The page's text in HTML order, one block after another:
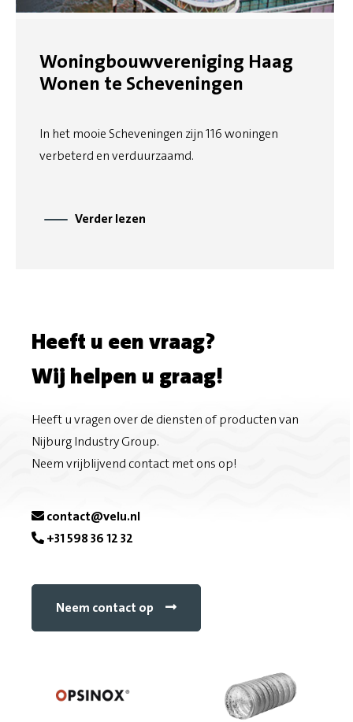
Woningbouwvereniging Haag
Wonen te Scheveningen
In het mooie Scheveningen zijn 116 woningen
verbeterd en verduurzaamd.
Verder lezen
Heeft u een vraag?
Wij helpen u graag!
Heeft u vragen over de diensten of producten van
Nijburg Industry Group.
Neem vrijblijvend contact met ons op!
contact@velu.nl
+31 598 36 12 32
Neem contact op